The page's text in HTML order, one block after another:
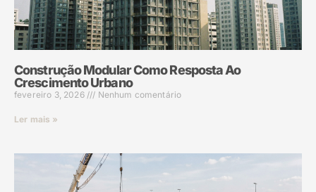
Construção Modular Como Resposta Ao
Crescimento Urbano
fevereiro 3, 2026 Nenhum comentário
Ler mais »